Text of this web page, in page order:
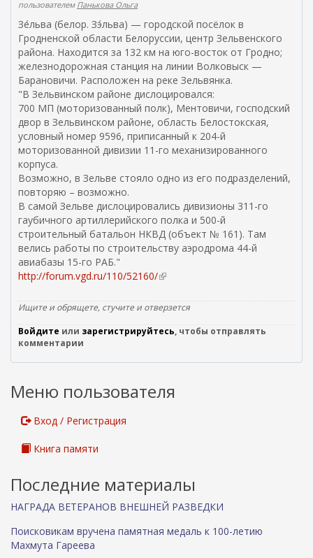
пользователем Панькова Ольга
Зе́льва (белор. Зэ́льва) — городской посёлок в
Гродненской области Белоруссии, центр Зельвенского
района. Находится за 132 км на юго-восток от Гродно;
железнодорожная станция на линии Волковыск —
Барановичи. Расположен на реке Зельвянка.
"В Зельвинском районе дислоцировался:
700 МП (моторизованный полк), Ментовичи, господский
двор в Зельвинском районе, область Белостокская,
условный номер 9596, приписанный к 204-й
моторизованной дивизии 11-го механизированного
корпуса.
Возможно, в Зельве стояло одно из его подразделений,
повторяю – возможно.
В самой Зельве дислоцировались дивизионы 311-го
гаубичного артиллерийского полка и 500-й
строительный батальон НКВД (объект № 161). Там
велись работы по строительству аэродрома 44-й
авиабазы 15-го РАБ."
http://forum.vgd.ru/110/52160/(
н
ш
я
с
с
Ищите и обрящете, стучите и отверзется
Войдите или зарегистрируйтесь, чтобы отправлять
комментарии
Меню пользователя
Вход / Регистрация
Книга памяти
Последние материалы
НАГРАДА ВЕТЕРАНОВ ВНЕШНЕЙ РАЗВЕДКИ
Поисковикам вручена памятная медаль к 100-летию
Махмута Гареева